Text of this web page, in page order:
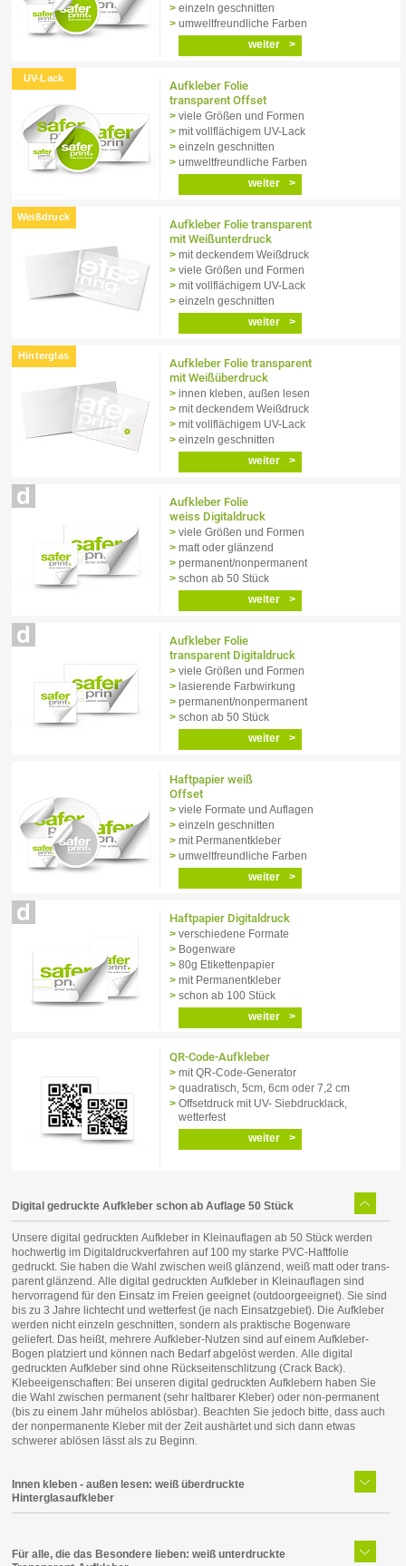
einzeln geschnitten
umweltfreundliche Farben
weiter
Aufkleber Folie
transparent Offset
viele Größen und Formen
mit vollflächigem UV-Lack
einzeln geschnitten
umweltfreundliche Farben
weiter
Aufkleber Folie transparent
mit Weißunterdruck
mit deckendem Weißdruck
viele Größen und Formen
mit vollflächigem UV-Lack
einzeln geschnitten
weiter
Aufkleber Folie transparent
mit Weißüberdruck
innen kleben, außen lesen
mit deckendem Weißdruck
mit vollflächigem UV-Lack
einzeln geschnitten
weiter
Aufkleber Folie
weiss Digitaldruck
viele Größen und Formen
matt oder glänzend
permanent/nonpermanent
schon ab 50 Stück
weiter
Aufkleber Folie
transparent Digitaldruck
viele Größen und Formen
lasierende Farbwirkung
permanent/nonpermanent
schon ab 50 Stück
weiter
Haftpapier weiß
Offset
viele Formate und Auflagen
einzeln geschnitten
mit Permanentkleber
umweltfreundliche Farben
weiter
Haftpapier Digitaldruck
verschiedene Formate
Bogenware
80g Etikettenpapier
mit Permanentkleber
schon ab 100 Stück
weiter
QR-Code-Aufkleber
mit QR-Code-Generator
quadratisch, 5cm, 6cm oder 7,2 cm
Offsetdruck mit UV- Sieb­drucklack,
wetterfest
weiter
Digital gedruckte Aufkleber schon ab Auflage 50 Stück
Unsere digital gedruckten Aufkleber in Kleinauflagen ab 50 Stück werden
hochwertig im Digital­druck­verfahren auf 100 my starke PVC-Haft­folie
gedruckt. Sie haben die Wahl zwischen weiß glänzend, weiß matt oder trans­
parent glänzend. Alle digital gedruckten Auf­kleber in Klein­auflagen sind
hervor­ragend für den Einsatz im Freien geeignet (out­door­geeignet). Sie sind
bis zu 3 Jahre licht­echt und wetter­fest (je nach Einsatz­gebiet). Die Auf­kleber
werden nicht ein­zeln ge­schnitten, sondern als praktische Bogenware
geliefert. Das heißt, mehrere Aufkleber-Nutzen sind auf einem Aufkleber-
Bogen platziert und können nach Bedarf abgelöst werden. Alle digital
gedruckten Aufkleber sind ohne Rück­seiten­schlitzung (Crack Back).
Klebeeigenschaften: Bei unseren digital gedruckten Aufklebern haben Sie
die Wahl zwischen permanent (sehr haltbarer Kleber) oder non-permanent
(bis zu einem Jahr mühelos ablösbar). Beachten Sie jedoch bitte, dass auch
der nonpermanente Kleber mit der Zeit aushärtet und sich dann etwas
schwerer ablösen lässt als zu Beginn.
Innen kleben - außen lesen: weiß überdruckte
Hinterglasaufkleber
Für alle, die das Besondere lieben: weiß unterdruckte